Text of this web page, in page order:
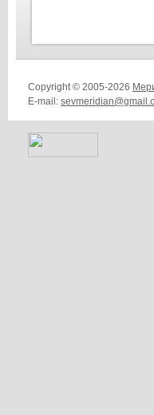
Copyright © 2005-2026
E-mail: